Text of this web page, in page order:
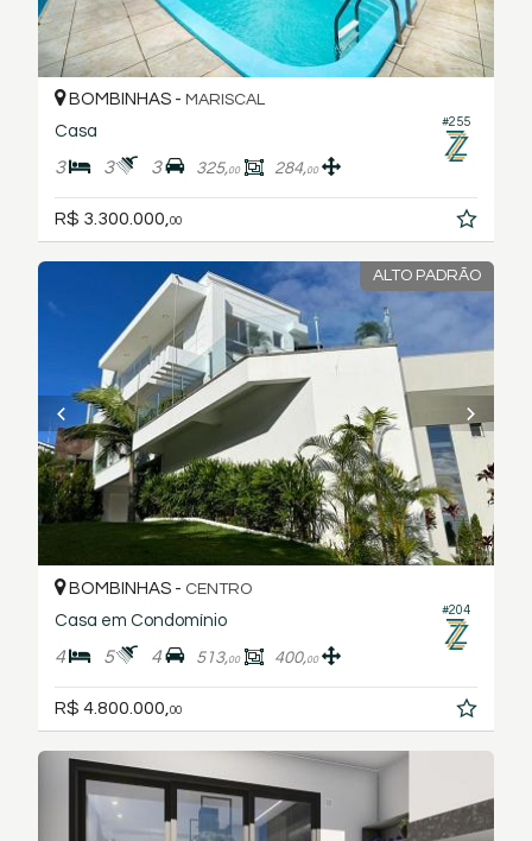
#255
BOMBINHAS - MARISCAL
Casa
3 3 3 325,00 284,00
R$ 3.300.000,00
ALTO PADRÃO
#204
BOMBINHAS - CENTRO
Casa em Condomínio
4 5 4 513,00 400,00
R$ 4.800.000, 00